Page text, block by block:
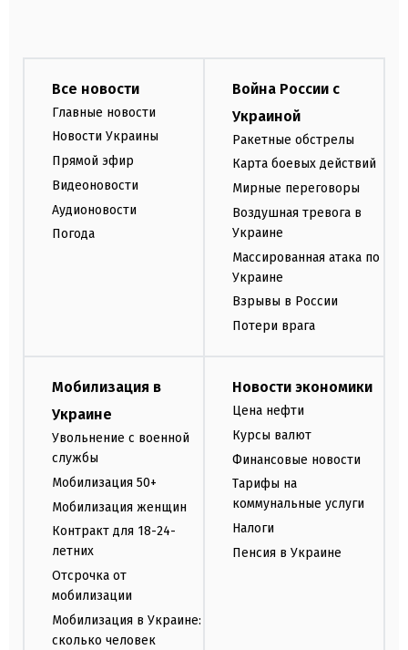
Все новости
Главные новости
Новости Украины
Прямой эфир
Видеоновости
Аудионовости
Погода
Война России с
Украиной
Ракетные обстрелы
Карта боевых действий
Мирные переговоры
Воздушная тревога в
Украине
Массированная атака по
Украине
Взрывы в России
Потери врага
Мобилизация в
Украине
Увольнение с военной
службы
Мобилизация 50+
Мобилизация женщин
Контракт для 18-24-
летних
Отсрочка от
мобилизации
Мобилизация в Украине:
сколько человек
Новости экономики
Цена нефти
Курсы валют
Финансовые новости
Тарифы на
коммунальные услуги
Налоги
Пенсия в Украине